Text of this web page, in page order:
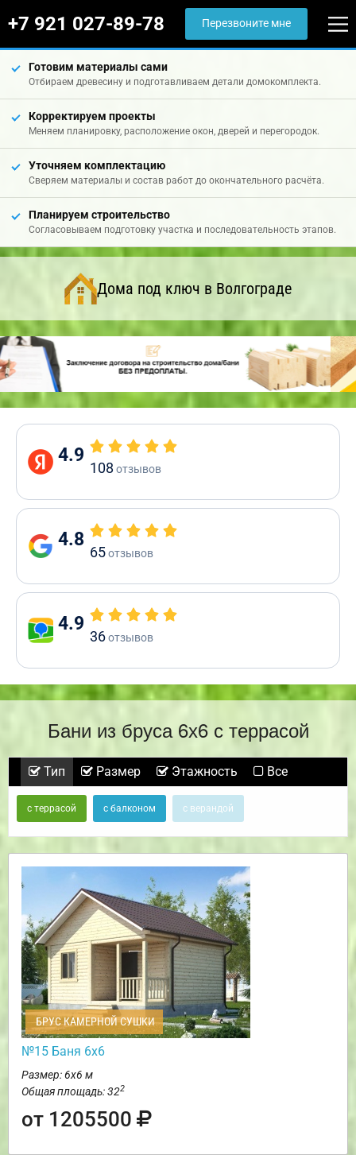
+7 921 027-89-78 Перезвоните мне
Готовим материалы сами
Отбираем древесину и подготавливаем детали домокомплекта.
Корректируем проекты
Меняем планировку, расположение окон, дверей и перегородок.
Уточняем комплектацию
Сверяем материалы и состав работ до окончательного расчёта.
Планируем строительство
Согласовываем подготовку участка и последовательность этапов.
Дома под ключ в Волгограде
4.9
108 отзывов
4.8
65отзывов
4.9
36отзывов
Бани из бруса 6х6 с террасой
Тип Размер Этажность Все
с террасой с балконом с верандой
БРУС КАМЕРНОЙ СУШКИ
№15 Баня 6х6
Размер: 6х6 м
Общая площадь: 322
от 1205500